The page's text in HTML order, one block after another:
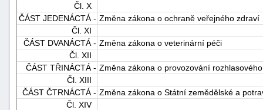
Čl. X
ČÁST JEDENÁCTÁ - Změna zákona o ochraně veřejného zdraví
Čl. XI
ČÁST DVANÁCTÁ - Změna zákona o veterinární péči
Čl. XII
ČÁST TŘINÁCTÁ - Změna zákona o provozování
Čl. XIII
ČÁST ČTRNÁCTÁ - Změna zákona o Státní zemědělské a
Čl. XIV
"náhradě